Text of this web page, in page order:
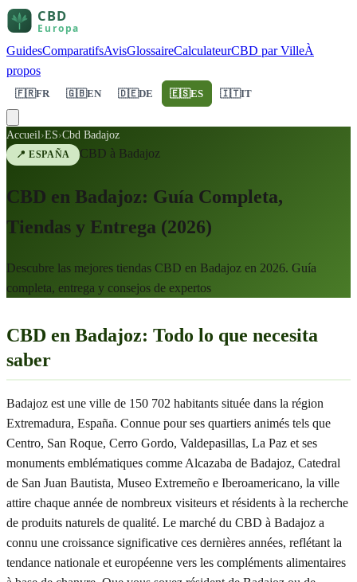
GuidesComparatifsAvisGlossaireCalculateurCBD par VilleÀ
propos
🇫🇷FR 🇬🇧EN 🇩🇪DE 🇪🇸ES 🇮🇹IT
Accueil›ES›Cbd Badajoz
📍ESPAÑA CBD à Badajoz
CBD en Badajoz: Guía Completa,
Tiendas y Entrega (2026)
Descubre las mejores tiendas CBD en Badajoz en 2026. Guía
completa, entrega y consejos de expertos
CBD en Badajoz: Todo lo que necesita
saber
Badajoz est une ville de 150 702 habitants située dans la région
Extremadura, España. Connue pour ses quartiers animés tels que
Centro, San Roque, Cerro Gordo, Valdepasillas, La Paz et ses
monuments emblématiques comme Alcazaba de Badajoz, Catedral
de San Juan Bautista, Museo Extremeño e Iberoamericano, la ville
attire chaque année de nombreux visiteurs et résidents à la recherche
de produits naturels de qualité. Le marché du CBD à Badajoz a
connu une croissance significative ces dernières années, reflétant la
tendance nationale et européenne vers les compléments alimentaires